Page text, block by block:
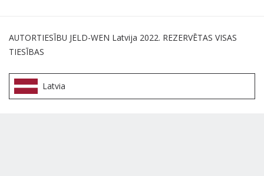
AUTORTIESĪBU JELD-WEN Latvija 2022. REZERVĒTAS VISAS
TIESĪBAS
Latvia